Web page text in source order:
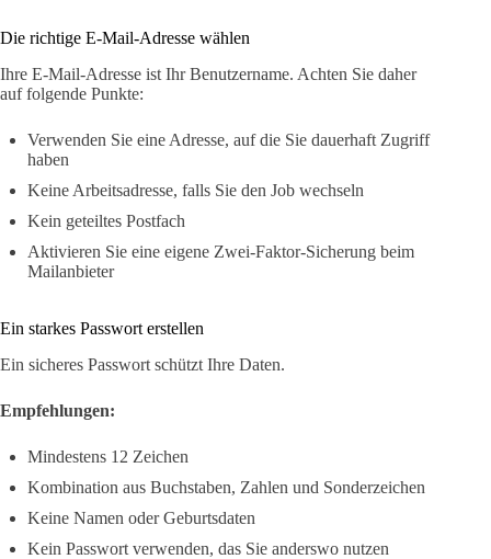
Die richtige E-Mail-Adresse wählen
Ihre E-Mail-Adresse ist Ihr Benutzername. Achten Sie daher
auf folgende Punkte:
Verwenden Sie eine Adresse, auf die Sie dauerhaft Zugriff
haben
Keine Arbeitsadresse, falls Sie den Job wechseln
Kein geteiltes Postfach
Aktivieren Sie eine eigene Zwei-Faktor-Sicherung beim
Mailanbieter
Ein starkes Passwort erstellen
Ein sicheres Passwort schützt Ihre Daten.
Empfehlungen:
Mindestens 12 Zeichen
Kombination aus Buchstaben, Zahlen und Sonderzeichen
Keine Namen oder Geburtsdaten
Kein Passwort verwenden, das Sie anderswo nutzen